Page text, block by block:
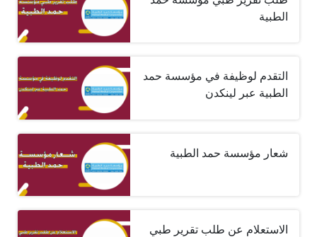
الطبية
التقدم لوظيفة في مؤسسة حمد
الطبية عبر لينكدن
شعار مؤسسة حمد الطبية
الاستعلام عن طلب تقرير طبي